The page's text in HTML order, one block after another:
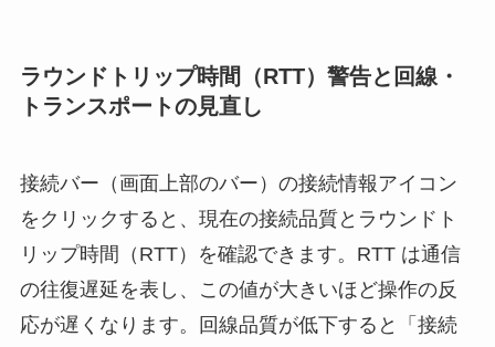
ラウンドトリップ時間（RTT）警告と回線・
トランスポートの見直し
接続バー（画面上部のバー）の接続情報アイコン
をクリックすると、現在の接続品質とラウンドト
リップ時間（RTT）を確認できます。RTT は通信
の往復遅延を表し、この値が大きいほど操作の反
応が遅くなります。回線品質が低下すると「接続